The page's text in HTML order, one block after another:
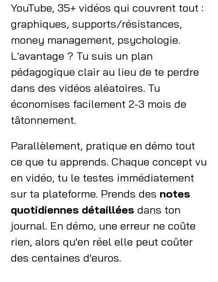
YouTube, 35+ vidéos qui couvrent tout :
graphiques, supports/résistances,
money management, psychologie.
L’avantage ? Tu suis un plan
pédagogique clair au lieu de te perdre
dans des vidéos aléatoires. Tu
économises facilement 2-3 mois de
tâtonnement.
Parallèlement, pratique en démo tout
ce que tu apprends. Chaque concept vu
en vidéo, tu le testes immédiatement
sur ta plateforme. Prends des notes
quotidiennes détaillées dans ton
journal. En démo, une erreur ne coûte
rien, alors qu'en réel elle peut coûter
des centaines d'euros.